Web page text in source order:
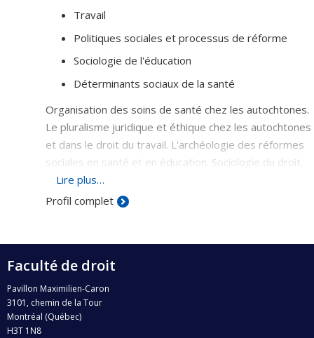
Travail
Politiques sociales et processus de réforme
Sociologie de l'éducation
Déterminants sociaux de la santé
Organisation des soins de santé chez les autochtones.
Le pluralisme juridique et éthique chez les autochtones
et dans le droit du travail. L'archéologie des réformes
sociales en santé et en éducation. Sociologie du droit,
de l'éthique et de l'internormativité.
Lire plus…
Profil complet
Faculté de droit
Pavillon Maximilien-Caron
3101, chemin de la Tour
Montréal (Québec)
H3T 1N8